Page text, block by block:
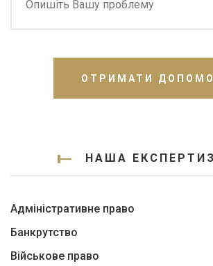
ОТРИМАТИ
НАША
Адміністративне право
Банкрутство
Військове право